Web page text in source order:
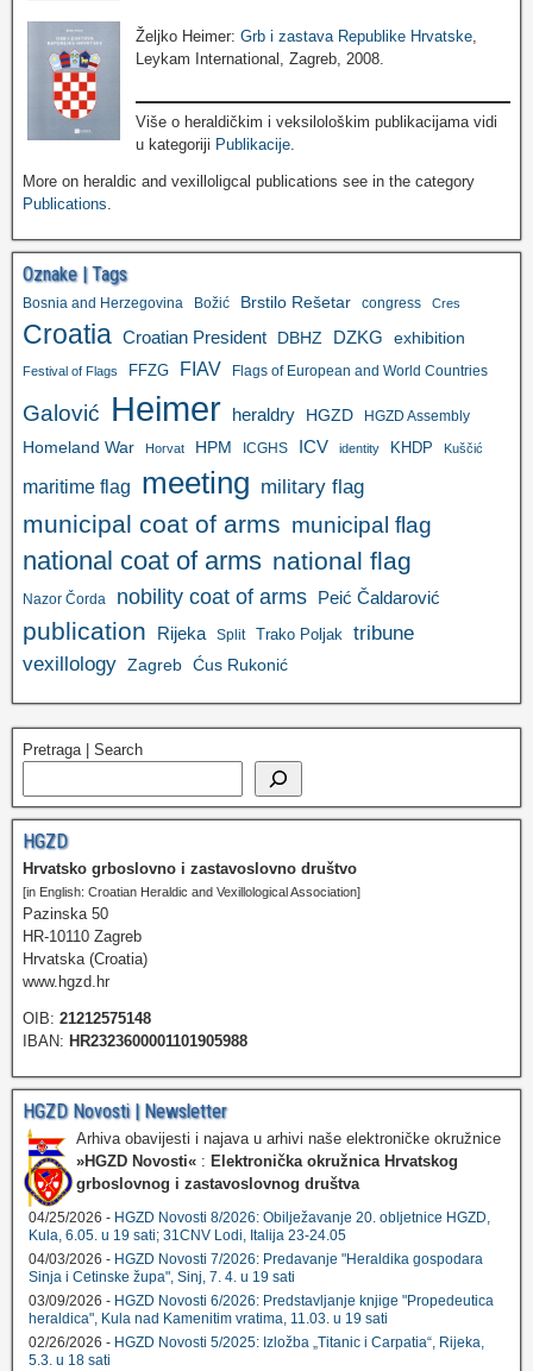
Željko Heimer:Grb i zastava Republike Hrvatske
Leykam International, Zagreb, 2008.
Više o heraldičkim i veksilološkim publikacijama vidi
u kategoriji Publikacije.
More on heraldic and vexilloligcal publications see in the category
Publications.
Oznake | Tags
Bosnia and Herzegovina Božić Brstilo Rešetar congress Cres
Croatia Croatian President DBHZ DZKG exhibition
Festival of Flags FFZG FIAV Flags of European and World Countries
Galović Heimer heraldry HGZD HGZD Assembly
Homeland War Horvat HPM ICGHS ICV identity KHDP Kuščić
maritime flag meeting military flag
municipal coat of arms municipal flag
national coat of arms national flag
Nazor Čorda nobility coat of arms Peić Čaldarović
publication Rijeka Split Trako Poljak tribune
vexillology Zagreb Ćus Rukonić
Pretraga | Search
HGZD
Hrvatsko grboslovno i zastavoslovno društvo
[in English: Croatian Heraldic and Vexillological Association]
Pazinska 50
HR-10110 Zagreb
Hrvatska (Croatia)
www.hgzd.hr
OIB: 21212575148
IBAN: HR2323600001101905988
HGZD Novosti | Newsletter
Arhiva obavijesti i najava u arhivi naše elektroničke okružnice
»HGZD Novosti« : Elektronička okružnica Hrvatskog
grboslovnog i zastavoslovnog društva
04/25/2026 - HGZD Novosti 8/2026: Obilježavanje 20. obljetnice HGZD,
Kula, 6.05. u 19 sati; 31CNV Lodi, Italija 23-24.05
04/03/2026 - HGZD Novosti 7/2026: Predavanje "Heraldika gospodara
Sinja i Cetinske župa", Sinj, 7. 4. u 19 sati
03/09/2026 - HGZD Novosti 6/2026: Predstavljanje knjige "Propedeutica
heraldica", Kula nad Kamenitim vratima, 11.03. u 19 sati
02/26/2026 - HGZD Novosti 5/2025: Izložba „Titanic i Carpatia“, Rijeka,
5.3. u 18 sati